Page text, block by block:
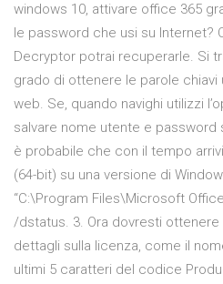
windows 10, attivare office 365
le password che usi su Internet?
Decryptor potrai recuperarle. Si
grado di ottenere le parole chiavi
web. Se, quando navighi utilizzi
salvare nome utente e password
è probabile che con il tempo
(64-bit) su una versione di
“C:\Program Files\Microsoft
/dstatus. 3. Ora dovresti
dettagli sulla licenza, come il
ultimi 5 caratteri del codice